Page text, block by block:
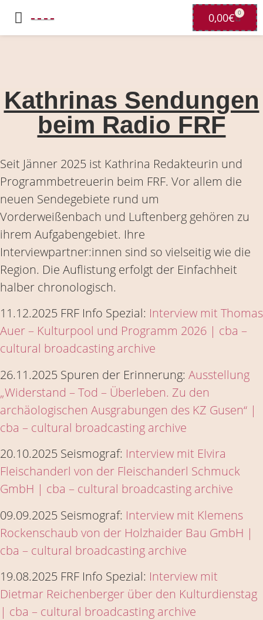
0,00€ 0
Kathrinas Sendungen
beim Radio FRF
Seit Jänner 2025 ist Kathrina Redakteurin und
Programmbetreuerin beim FRF. Vor allem die
neuen Sendegebiete rund um
Vorderweißenbach und Luftenberg gehören zu
ihrem Aufgabengebiet. Ihre
Interviewpartner:innen sind so vielseitig wie die
Region. Die Auflistung erfolgt der Einfachheit
halber chronologisch.
11.12.2025 FRF Info Spezial: Interview mit Thomas
Auer – Kulturpool und Programm 2026 | cba –
cultural broadcasting archive
26.11.2025 Spuren der Erinnerung: Ausstellung
„Widerstand – Tod – Überleben. Zu den
archäologischen Ausgrabungen des KZ Gusen“ |
cba – cultural broadcasting archive
20.10.2025 Seismograf: Interview mit Elvira
Fleischanderl von der Fleischanderl Schmuck
GmbH | cba – cultural broadcasting archive
09.09.2025 Seismograf: Interview mit Klemens
Rockenschaub von der Holzhaider Bau GmbH |
cba – cultural broadcasting archive
19.08.2025 FRF Info Spezial: Interview mit
Dietmar Reichenberger über den Kulturdienstag
| cba – cultural broadcasting archive